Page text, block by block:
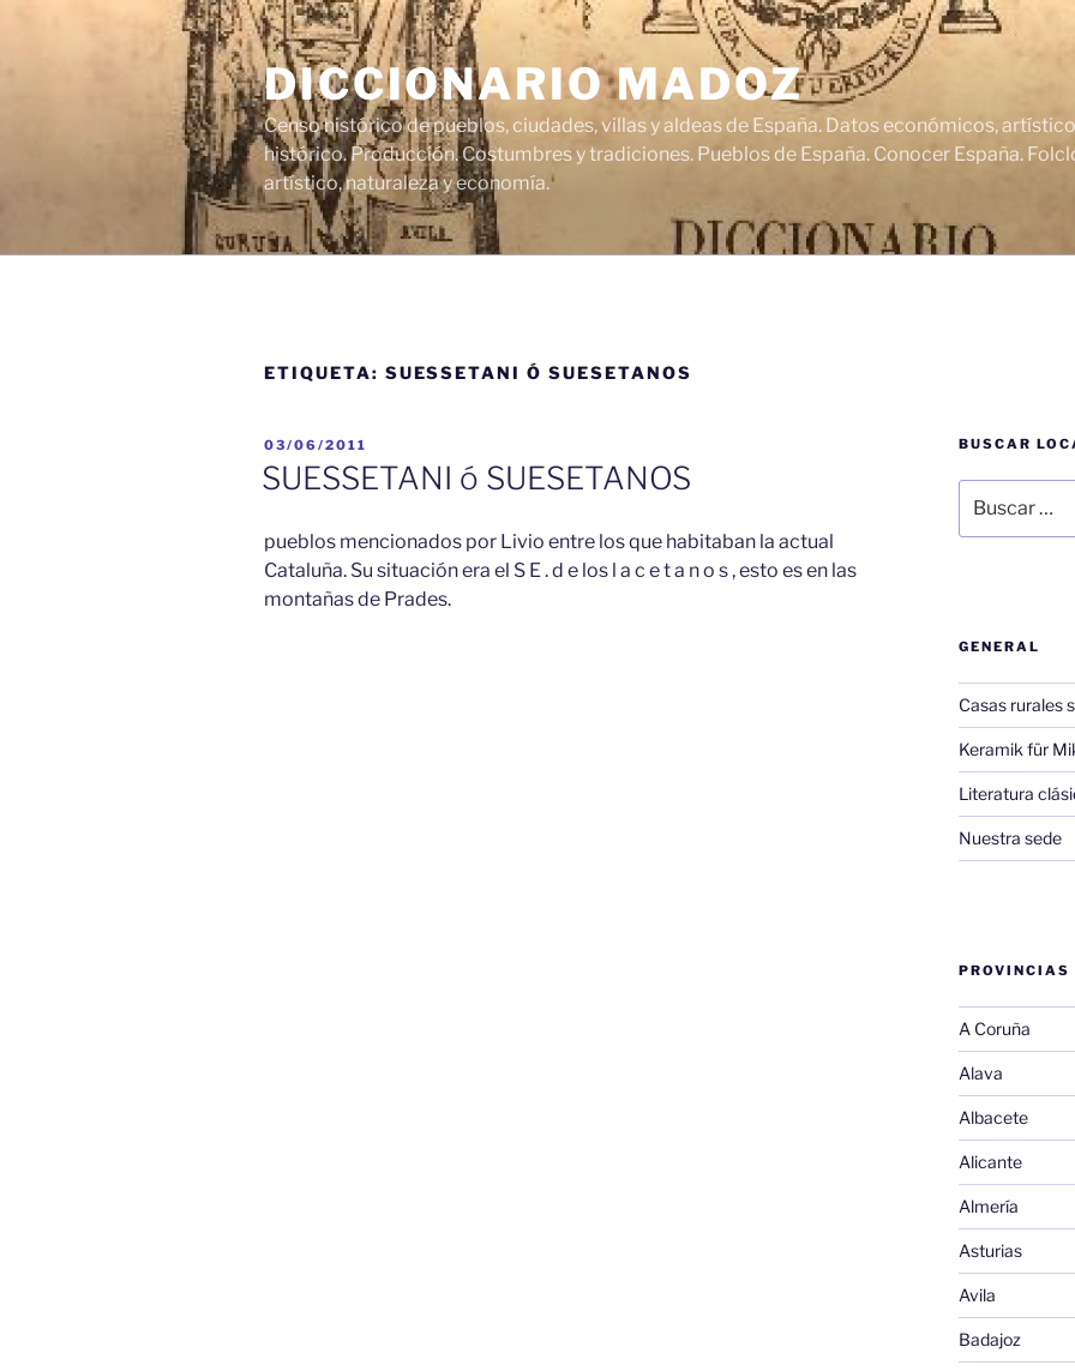
DICCIONARIO MADOZ
Censo histórico de pueblos, ciudades, villas y aldeas de España. Datos económicos,
histórico. Producción. Costumbres y tradiciones. Pueblos de España. Conocer España.
artístico, naturaleza y economía.
ETIQUETA: SUESSETANI Ó SUESETANOS
PUBLICADO
EL
03/06/2011
SUESSETANI ó SUESETANOS
pueblos mencionados por Livio entre los que habitaban la actual
Cataluña. Su situación era el S E . d e los l a c e t a n o s , esto es en las
montañas de Prades.
BUSCAR
por:
GENERAL
Casas rurales
Keramik für
Literatura
Nuestra sede
PROVINCIAS
A Coruña
Alava
Albacete
Alicante
Almería
Asturias
Avila
Badajoz